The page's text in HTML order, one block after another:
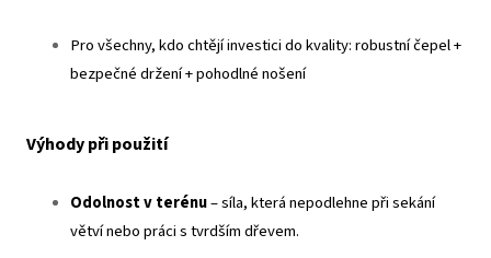
Pro všechny, kdo chtějí investici do kvality: robustní čepel +
bezpečné držení + pohodlné nošení
Výhody při použití
Odolnost v terénu– síla, která nepodlehne při sekání
větví nebo práci s tvrdším dřevem.